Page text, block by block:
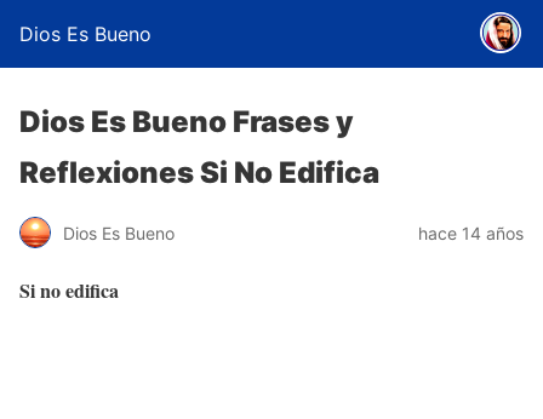
Dios Es Bueno
Dios Es Bueno Frases y
Reflexiones Si No Edifica
Dios Es Bueno hace 14 años
Si no edifica